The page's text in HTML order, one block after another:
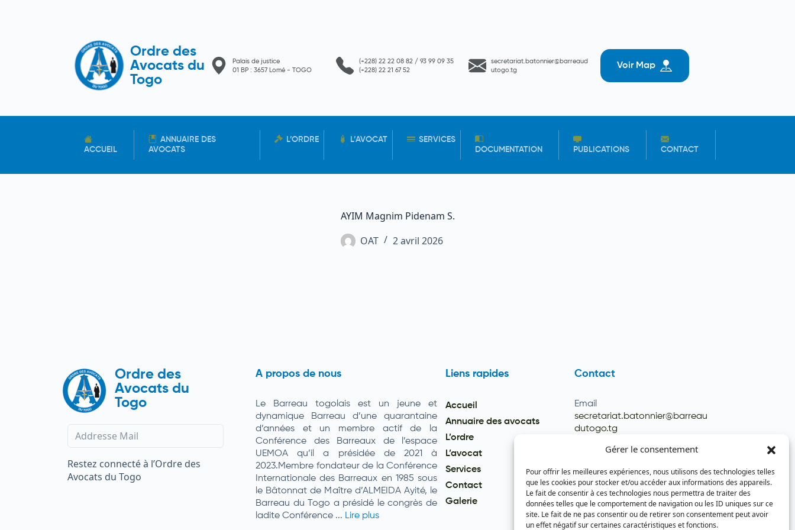
Gérer le consentement
Pour offrir les meilleures expériences, nous utilisons des technologies telles
que les cookies pour stocker et/ou accéder aux informations des appareils.
Le fait de consentir à ces technologies nous permettra de traiter des
données telles que le comportement de navigation ou les ID uniques sur ce
site. Le fait de ne pas consentir ou de retirer son consentement peut avoir
un effet négatif sur certaines caractéristiques et fonctions.
Ordre des
Avocats du
Togo
Palais de justice
01 BP : 3657 Lomé - TOGO
(+228) 22 22 08 82 / 93 99 09 35
(+228) 22 21 67 52
secretariat.batonnier@barreaud
utogo.tg
Voir Map
ACCUEIL
ANNUAIRE DES
AVOCATS
L’ORDRE L’AVOCAT
SERVICES
DOCUMENTATION
PUBLICATIONS CONTACT
AYIM Magnim Pidenam S.
OAT
2 avril 2026
Ordre des
Avocats du
Togo
Restez connecté à l’Ordre des
Avocats du Togo
A propos de nous
Le Barreau togolais est un jeune et
dynamique Barreau d’une quarantaine
d’années et un membre actif de la
Conférence des Barreaux de l’espace
UEMOA qu’il a présidée de 2021 à
2023.Membre fondateur de la Conférence
Internationale des Barreaux en 1985 sous
le Bâtonnat de Maître d’ALMEIDA Ayité, le
Barreau du Togo a présidé le congrès de
ladite Conférence ... Lire plus
Liens rapides
Accueil
Annuaire des avocats
L’ordre
L’avocat
Services
Contact
Galerie
Contact
Email
secretariat.batonnier@barreau
dutogo.tg
Téléphone
(+228) 22 21 67 52